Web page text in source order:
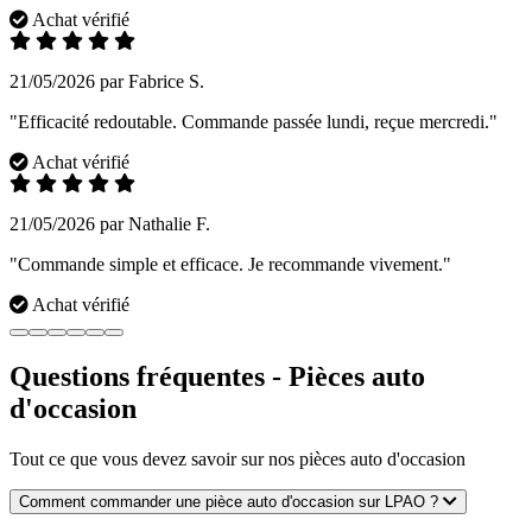
Achat vérifié
21/05/2026 par Fabrice S.
"Efficacité redoutable. Commande passée lundi, reçue mercredi."
Achat vérifié
21/05/2026 par Nathalie F.
"Commande simple et efficace. Je recommande vivement."
Achat vérifié
Questions fréquentes - Pièces auto
d'occasion
Tout ce que vous devez savoir sur nos pièces auto d'occasion
Comment commander une pièce auto d'occasion sur LPAO ?